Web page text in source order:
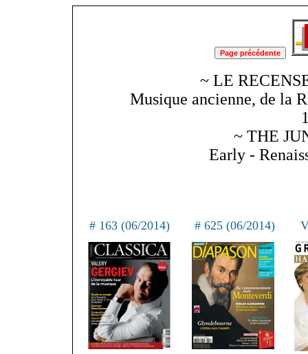
~ LE
Musique ancienne, de la
~ THE
Early -
# 163 (06/2014) # 625 (06/2014)